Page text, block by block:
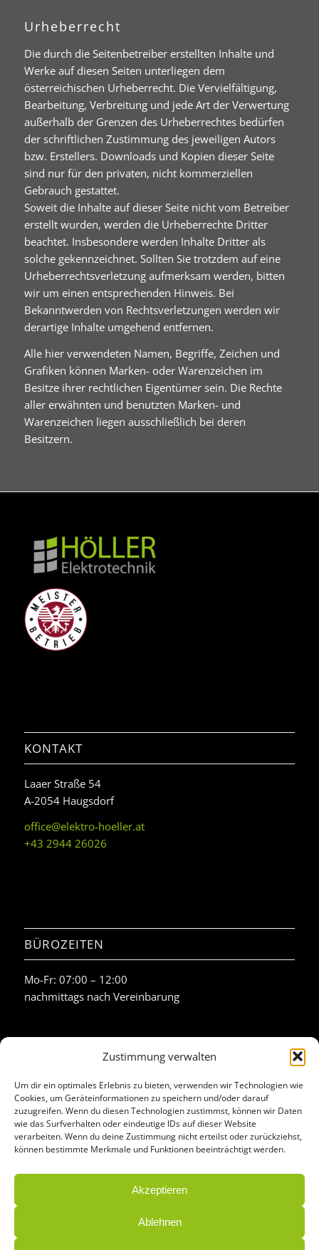
Zustimmung verwalten
Um dir ein optimales Erlebnis zu bieten, verwenden wir Technologien wie
Cookies, um Geräteinformationen zu speichern und/oder darauf
zuzugreifen. Wenn du diesen Technologien zustimmst, können wir Daten
wie das Surfverhalten oder eindeutige IDs auf dieser Website
verarbeiten. Wenn du deine Zustimmung nicht erteilst oder zurückziehst,
können bestimmte Merkmale und Funktionen beeinträchtigt werden.
Akzeptieren
Ablehnen
Urheberrecht
Die durch die Seitenbetreiber erstellten Inhalte und
Werke auf diesen Seiten unterliegen dem
österreichischen Urheberrecht. Die Vervielfältigung,
Bearbeitung, Verbreitung und jede Art der Verwertung
außerhalb der Grenzen des Urheberrechtes bedürfen
der schriftlichen Zustimmung des jeweiligen Autors
bzw. Erstellers. Downloads und Kopien dieser Seite
sind nur für den privaten, nicht kommerziellen
Gebrauch gestattet.
Soweit die Inhalte auf dieser Seite nicht vom Betreiber
erstellt wurden, werden die Urheberrechte Dritter
beachtet. Insbesondere werden Inhalte Dritter als
solche gekennzeichnet. Sollten Sie trotzdem auf eine
Urheberrechtsverletzung aufmerksam werden, bitten
wir um einen entsprechenden Hinweis. Bei
Bekanntwerden von Rechtsverletzungen werden wir
derartige Inhalte umgehend entfernen.
Alle hier verwendeten Namen, Begriffe, Zeichen und
Grafiken können Marken- oder Warenzeichen im
Besitze ihrer rechtlichen Eigentümer sein. Die Rechte
aller erwähnten und benutzten Marken- und
Warenzeichen liegen ausschließlich bei deren
Besitzern.
KONTAKT
Laaer Straße 54
A-2054 Haugsdorf
office@elektro-hoeller.at
+43 2944 26026
BÜROZEITEN
Mo-Fr: 07:00 – 12:00
nachmittags nach Vereinbarung
AKTUELLSTE BEITRÄGE
Fronius Verto und Reserva Pro
Intersolar 2026